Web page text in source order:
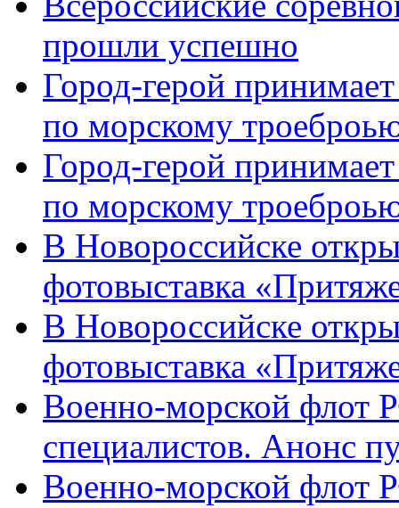
прошли успешно
Город-герой
по морскому
Город-герой
по морскому
В Новороссийске
фотовыставка
В Новороссийске
фотовыставка
Военно-морской флот
специалистов. Анонс
Военно-морской флот